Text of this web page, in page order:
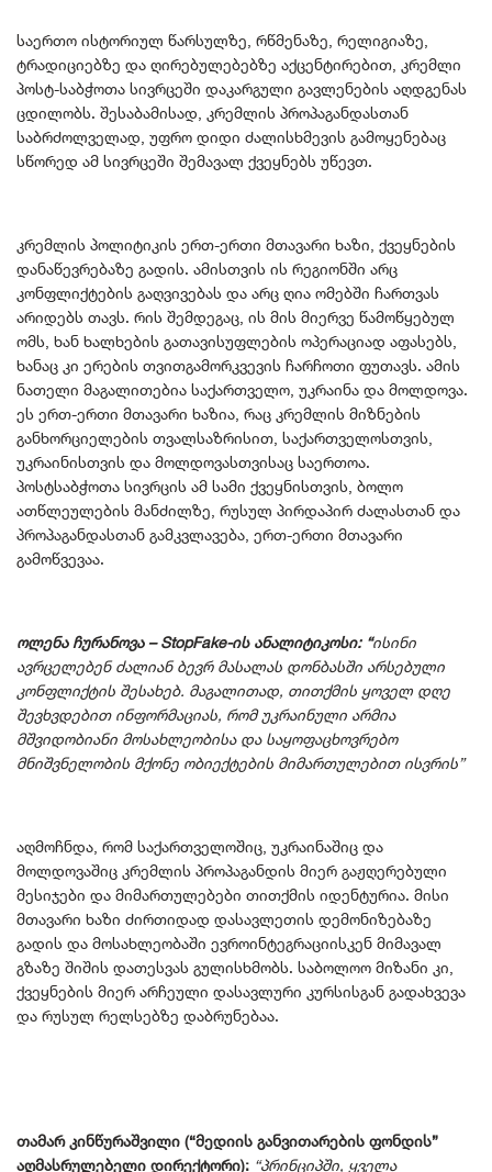
საერთო ისტორიულ წარსულზე, რწმენაზე, რელიგიაზე,
ტრადიციებზე და ღირებულებებზე აქცენტირებით, კრემლი
პოსტ-საბჭოთა სივრცეში დაკარგული გავლენების აღდგენას
ცდილობს. შესაბამისად, კრემლის პროპაგანდასთან
საბრძოლველად, უფრო დიდი ძალისხმევის გამოყენებაც
სწორედ ამ სივრცეში შემავალ ქვეყნებს უწევთ.
კრემლის პოლიტიკის ერთ-ერთი მთავარი ხაზი, ქვეყნების
დანაწევრებაზე გადის. ამისთვის ის რეგიონში არც
კონფლიქტების გაღვივებას და არც ღია ომებში ჩართვას
არიდებს თავს. რის შემდეგაც, ის მის მიერვე წამოწყებულ
ომს, ხან ხალხების გათავისუფლების ოპერაციად აფასებს,
ხანაც კი ერების თვითგამორკვევის ჩარჩოთი ფუთავს. ამის
ნათელი მაგალითებია საქართველო, უკრაინა და მოლდოვა.
ეს ერთ-ერთი მთავარი ხაზია, რაც კრემლის მიზნების
განხორციელების თვალსაზრისით, საქართველოსთვის,
უკრაინისთვის და მოლდოვასთვისაც საერთოა.
პოსტსაბჭოთა სივრცის ამ სამი ქვეყნისთვის, ბოლო
ათწლეულების მანძილზე, რუსულ პირდაპირ ძალასთან და
პროპაგანდასთან გამკვლავება, ერთ-ერთი მთავარი
გამოწვევაა.
ოლენა ჩურანოვა – StopFake-ის ანალიტიკოსი: “ისინი
ავრცელებენ ძალიან ბევრ მასალას დონბასში არსებული
კონფლიქტის შესახებ. მაგალითად, თითქმის ყოველ დღე
შევხვდებით ინფორმაციას, რომ უკრაინული არმია
მშვიდობიანი მოსახლეობისა და საყოფაცხოვრებო
მნიშვნელობის მქონე ობიექტების მიმართულებით ისვრის”
აღმოჩნდა, რომ საქართველოშიც, უკრაინაშიც და
მოლდოვაშიც კრემლის პროპაგანდის მიერ გაჟღერებული
მესიჯები და მიმართულებები თითქმის იდენტურია. მისი
მთავარი ხაზი ძირთიდად დასავლეთის დემონიზებაზე
გადის და მოსახლეობაში ევროინტეგრაციისკენ მიმავალ
გზაზე შიშის დათესვას გულისხმობს. საბოლოო მიზანი კი,
ქვეყნების მიერ არჩეული დასავლური კურსისგან გადახვევა
და რუსულ რელსებზე დაბრუნებაა.
თამარ კინწურაშვილი (“მედიის განვითარების ფონდის”
აღმასრულებელი დირექტორი): “პრინციპში, ყველა